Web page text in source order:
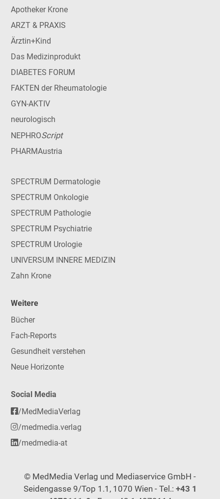
Apotheker Krone
ARZT & PRAXIS
Ärztin+Kind
Das Medizinprodukt
DIABETES FORUM
FAKTEN der Rheumatologie
GYN-AKTIV
neurologisch
NEPHROScript
PHARMAustria
SPECTRUM Dermatologie
SPECTRUM Onkologie
SPECTRUM Pathologie
SPECTRUM Psychiatrie
SPECTRUM Urologie
UNIVERSUM INNERE MEDIZIN
Zahn Krone
Weitere
Bücher
Fach-Reports
Gesundheit verstehen
Neue Horizonte
Social Media
/MedMediaVerlag
/medmedia.verlag
/medmedia-at
© MedMedia Verlag und Mediaservice GmbH -
Seidengasse 9/Top 1.1, 1070 Wien - Tel.: +43 1